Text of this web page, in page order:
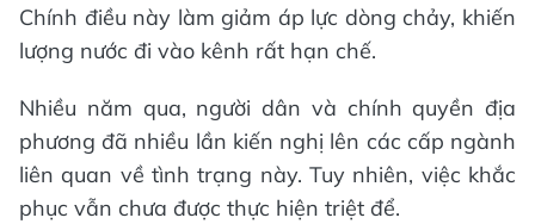
Chính điều này làm giảm áp lực dòng chảy, khiến
lượng nước đi vào kênh rất hạn chế.
Nhiều năm qua, người dân và chính quyền địa
phương đã nhiều lần kiến nghị lên các cấp ngành
liên quan về tình trạng này. Tuy nhiên, việc khắc
phục vẫn chưa được thực hiện triệt để.